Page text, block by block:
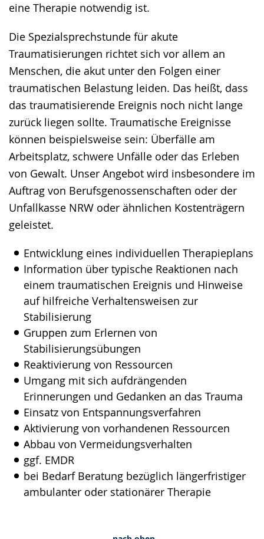
eine Therapie notwendig ist.
Die Spezialsprechstunde für akute
Traumatisierungen richtet sich vor allem an
Menschen, die akut unter den Folgen einer
traumatischen Belastung leiden. Das heißt, dass
das traumatisierende Ereignis noch nicht lange
zurück liegen sollte. Traumatische Ereignisse
können beispielsweise sein: Überfälle am
Arbeitsplatz, schwere Unfälle oder das Erleben
von Gewalt. Unser Angebot wird insbesondere im
Auftrag von Berufsgenossenschaften oder der
Unfallkasse NRW oder ähnlichen Kostenträgern
geleistet.
Entwicklung eines individuellen Therapieplans
Information über typische Reaktionen nach
einem traumatischen Ereignis und Hinweise
auf hilfreiche Verhaltensweisen zur
Stabilisierung
Gruppen zum Erlernen von
Stabilisierungsübungen
Reaktivierung von Ressourcen
Umgang mit sich aufdrängenden
Erinnerungen und Gedanken an das Trauma
Einsatz von Entspannungsverfahren
Aktivierung von vorhandenen Ressourcen
Abbau von Vermeidungsverhalten
ggf. EMDR
bei Bedarf Beratung bezüglich längerfristiger
ambulanter oder stationärer Therapie